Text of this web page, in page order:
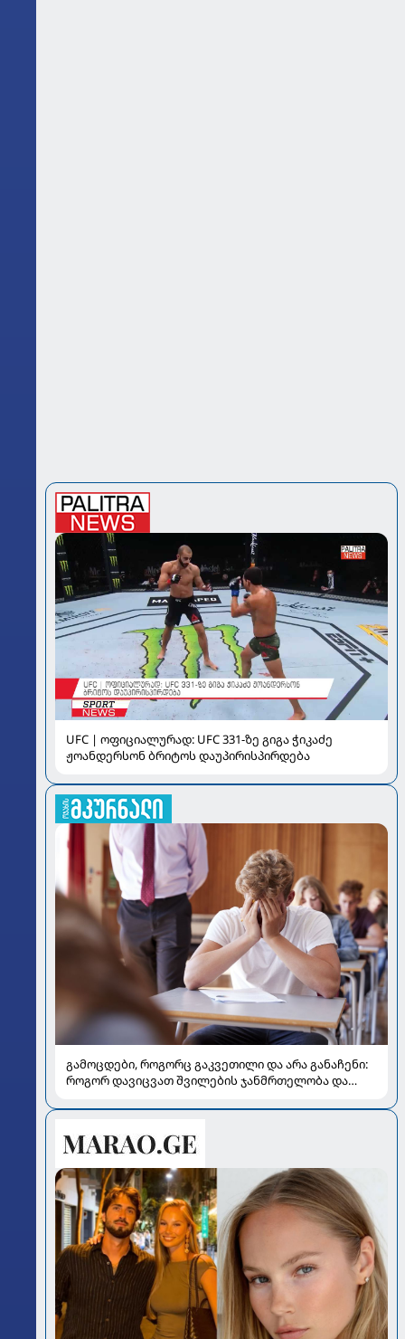
UFC | ოფიციალურად: UFC 331-ზე გიგა ჭიკაძე
ჟოანდერსონ ბრიტოს დაუპირისპირდება
გამოცდები, როგორც გაკვეთილი და არა განაჩენი:
როგორ დავიცვათ შვილების ჯანმრთელობა და